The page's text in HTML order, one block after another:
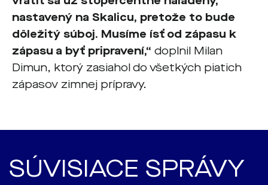
nastavený na Skalicu, pretože to bude
dôležitý súboj. Musíme ísť od zápasu k
zápasu a byť pripravení,“ doplnil Milan
Dimun, ktorý zasiahol do všetkých piatich
zápasov zimnej prípravy.
SÚVISIACE SPRÁVY